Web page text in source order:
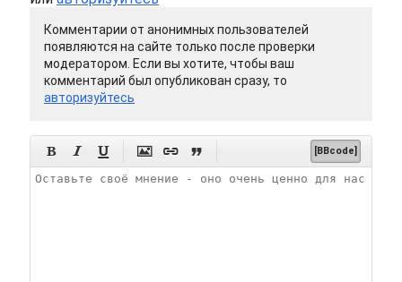
Комментарии от анонимных пользователей
появляются на сайте только после проверки
модератором. Если вы хотите, чтобы ваш
комментарий был опубликован сразу, то
авторизуйтесь
      [BBcode]